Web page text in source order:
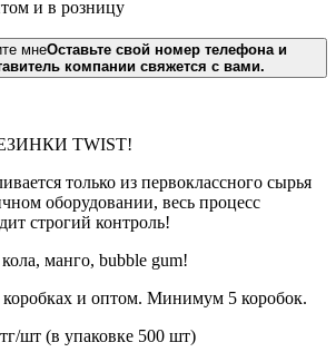
и в розницу
мнеОставьте свой номер телефона и
компании свяжется с вами.
TWIST!
только из первоклассного сырья
оборудовании, весь процесс
строгий контроль!
манго, bubble gum!
коробках и оптом. Минимум 5 коробок.
шт (в упаковке 500 шт)